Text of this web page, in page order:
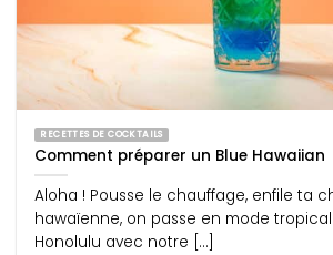
RECETTES DE COCKTAILS
Comment préparer un Blue Hawaiian
Aloha ! Pousse le chauffage, enfile ta
hawaïenne, on passe en mode
Honolulu avec notre [...]